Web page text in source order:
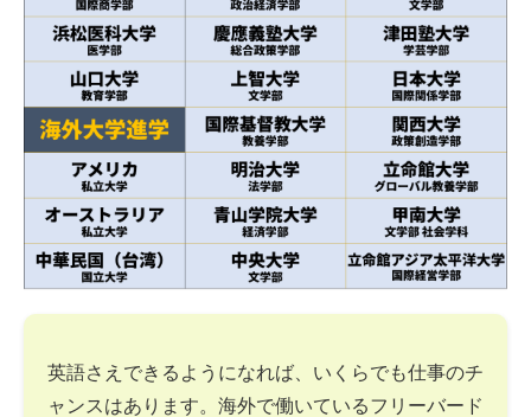
英語さえできるようになれば、いくらでも仕事のチ
ャンスはあります。海外で働いているフリーバード